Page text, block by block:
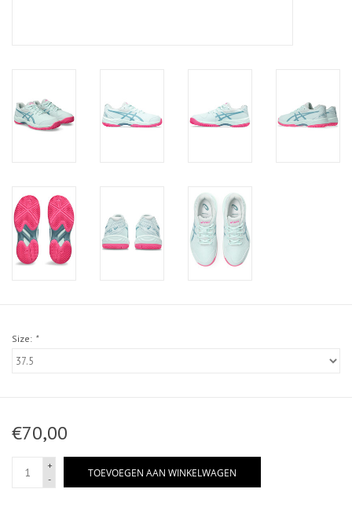
Size: *
€70,00
+
-
TOEVOEGEN AAN WINKELWAGEN